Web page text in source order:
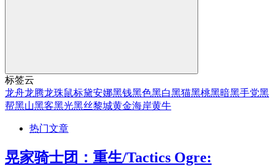
标签云
龙舟龙腾龙珠鼠标黛安娜黑钱黑色黑白黑猫黑桃黑暗黑手党黑
帮黑山黑客黑光黑丝黎城黄金海岸黄牛
热门文章
晃家骑士团：重生/Tactics Ogre: